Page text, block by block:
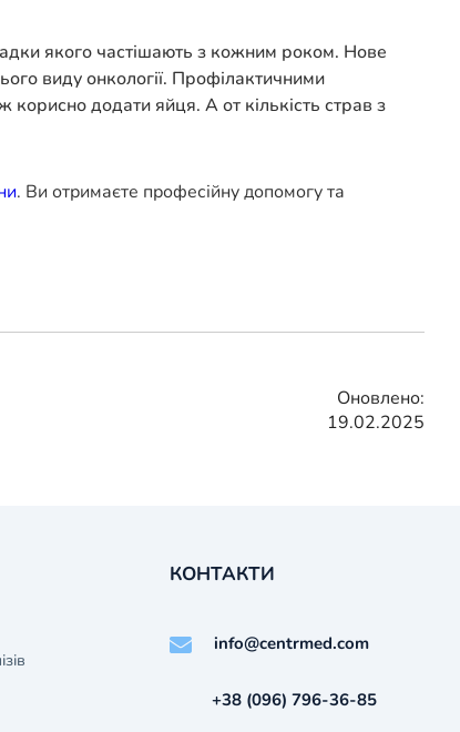
якого частішають з кожним роком. Нове
виду онкології. Профілактичними
додати яйця. А от кількість страв з
. Ви отримаєте професійну допомогу та
Оновлено:
19.02.2025
КОНТАКТИ
info@centrmed.com
+38 (096) 796-36-85